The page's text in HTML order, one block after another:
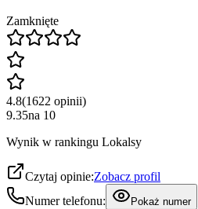
Zamknięte
4.8(1622 opinii)
9.35na 10
Wynik w rankingu Lokalsy
Czytaj opinie:Zobacz profil
Numer telefonu:
Pokaż numer